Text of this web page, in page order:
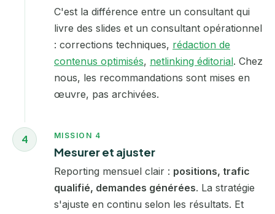
C'est la différence entre un consultant qui
livre des slides et un consultant opérationnel
: corrections techniques, rédaction de
contenus optimisés, netlinking éditorial. Chez
nous, les recommandations sont mises en
œuvre, pas archivées.
4 MISSION 4
Mesurer et ajuster
Reporting mensuel clair : positions, trafic
qualifié, demandes générées. La stratégie
s'ajuste en continu selon les résultats. Et